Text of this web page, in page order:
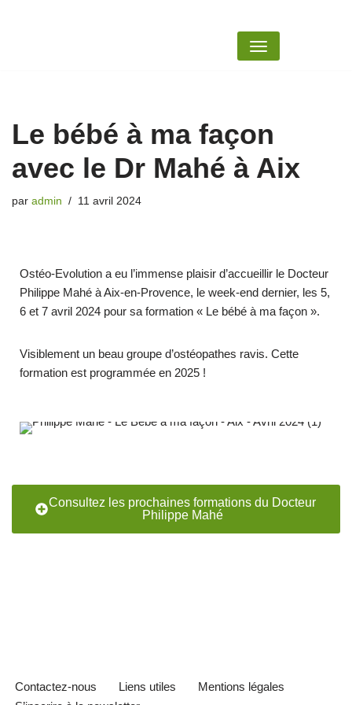
Le bébé à ma façon
avec le Dr Mahé à Aix
par admin 11 avril 2024
Ostéo-Evolution a eu l’immense plaisir d’accueillir le Docteur
Philippe Mahé à Aix-en-Provence, le week-end dernier, les 5,
6 et 7 avril 2024 pour sa formation « Le bébé à ma façon ».
Visiblement un beau groupe d’ostéopathes ravis. Cette
formation est programmée en 2025 !
Consultez les prochaines formations du Docteur
Philippe Mahé
Contactez-nous Liens utiles
Mentions légales